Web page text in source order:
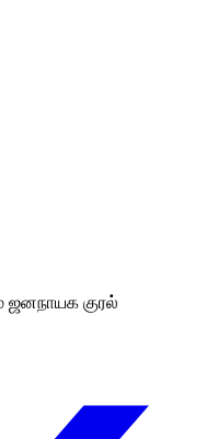
ஜனநாயக குரல்